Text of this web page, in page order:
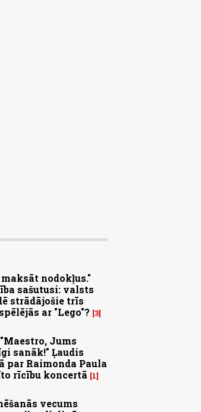
nodokļus."
sašutusi: valsts
strādājošie trīs
ar "Lego"? 3
"Maestro, Jums
sanāk!" Ļaudis
par Raimonda Paula
rīcību koncertā
1
vecums